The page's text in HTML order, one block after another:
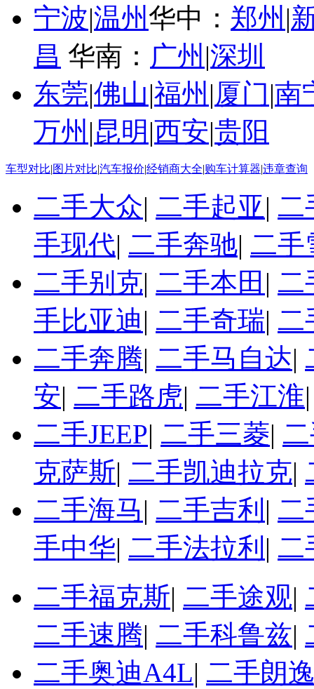
宁波|温州华中： 郑州 |
昌 华南： 广州 |深圳
东莞|佛山|福州 |厦门|南
万州 |昆明 |西安|贵阳
车型对比|图片对比|汽车报价|经销商大全|购车计算器|违章查询
二手大众| 二手起亚| 二
手现代| 二手奔驰| 二手
二手别克| 二手本田 | 二
手比亚迪| 二手奇瑞| 二
二手奔腾| 二手马自达|
安| 二手路虎| 二手江淮
二手JEEP| 二手三菱|
克萨斯| 二手凯迪拉克|
二手海马| 二手吉利 | 二
手中华| 二手法拉利 | 二
二手福克斯| 二手途观|
二手速腾| 二手科鲁兹|
二手奥迪A4L| 二手朗